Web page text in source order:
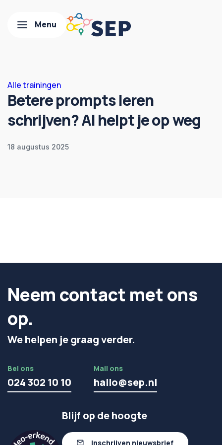
Alle trainingen
Betere prompts leren
schrijven? AI helpt je op weg
18 augustus 2025
Neem contact met ons
op.
We helpen je graag verder.
Bel ons
024 302 10 10
Mail ons
hallo@sep.nl
Blijf op de hoogte
Inschrijven nieuwsbrief